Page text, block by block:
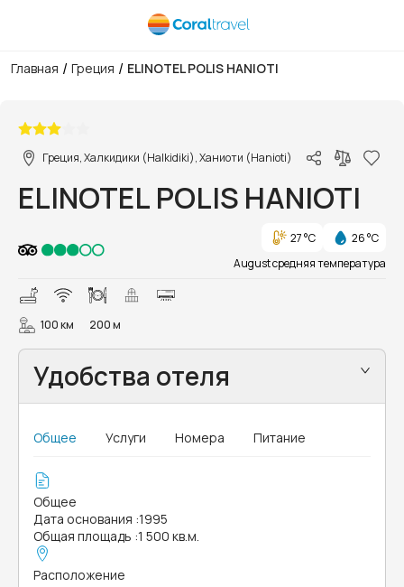
Главная / Греция / ELINOTEL POLIS HANIOTI
Греция, Халкидики (Halkidiki), Ханиоти (Hanioti)
ELINOTEL POLIS HANIOTI
27 °C
26 °C
August средняя температура
100 км 200 м
Удобства отеля
Общее Услуги Номера Питание
Общее
Дата основания :1995
Общая площадь :1 500 кв.м.
Расположение